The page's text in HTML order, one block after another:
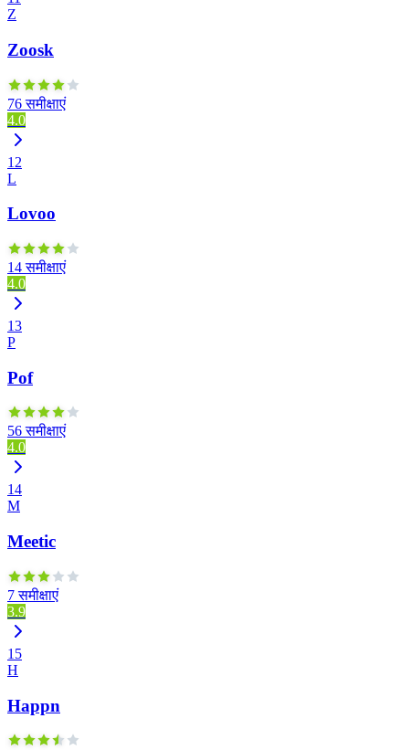
Z
Zoosk
76 समीक्षाएं
4.0
12
L
Lovoo
14 समीक्षाएं
4.0
13
P
Pof
56 समीक्षाएं
4.0
14
M
Meetic
7 समीक्षाएं
3.9
15
H
Happn